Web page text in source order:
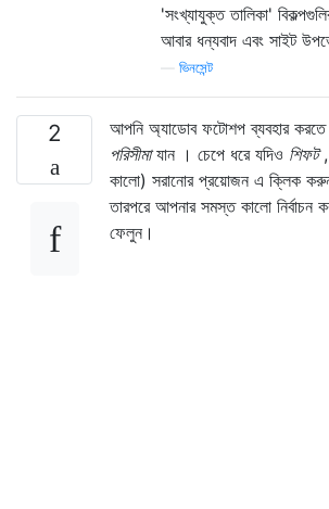
'সংখ্যাযুক্ত তালিকা'
আবার ধন্যবাদ এবং সাইট
ভিনসেন্ট
2 আপনি অ্যাডোব ফটোশপ ব্যবহার করতে
পরিসীমাযান । চেপে ধরে যদিও শিফট,
কালো) সরানোর প্রয়োজন এ ক্লিক
তারপরে আপনার সমস্ত কালো নির্বাচন
ফেলুন।